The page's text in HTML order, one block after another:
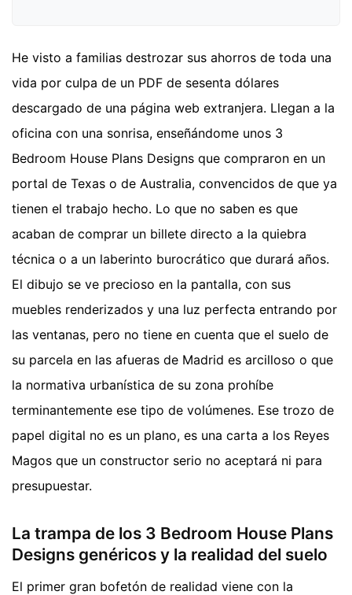
He visto a familias destrozar sus ahorros de toda una
vida por culpa de un PDF de sesenta dólares
descargado de una página web extranjera. Llegan a la
oficina con una sonrisa, enseñándome unos 3
Bedroom House Plans Designs que compraron en un
portal de Texas o de Australia, convencidos de que ya
tienen el trabajo hecho. Lo que no saben es que
acaban de comprar un billete directo a la quiebra
técnica o a un laberinto burocrático que durará años.
El dibujo se ve precioso en la pantalla, con sus
muebles renderizados y una luz perfecta entrando por
las ventanas, pero no tiene en cuenta que el suelo de
su parcela en las afueras de Madrid es arcilloso o que
la normativa urbanística de su zona prohíbe
terminantemente ese tipo de volúmenes. Ese trozo de
papel digital no es un plano, es una carta a los Reyes
Magos que un constructor serio no aceptará ni para
presupuestar.
La trampa de los 3 Bedroom House Plans
Designs genéricos y la realidad del suelo
El primer gran bofetón de realidad viene con la